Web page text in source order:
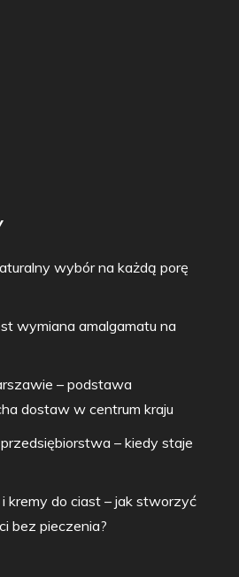
wybór na każdą porę
wymiana amalgamatu na
– podstawa
dostaw w centrum kraju
– kiedy staje
kremy do ciast – jak stworzyć
bez pieczenia?